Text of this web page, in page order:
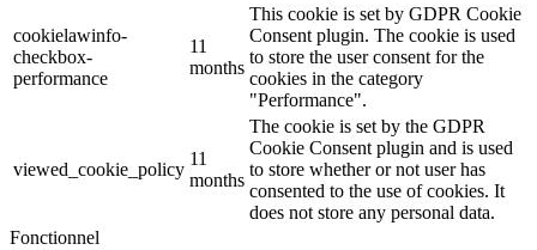
cookielawinfo-
checkbox-
performance
11
months
This cookie is set by GDPR Cookie
Consent plugin. The cookie is used
to store the user consent for the
cookies in the category
"Performance".
viewed_cookie_policy
11
months
The cookie is set by the GDPR
Cookie Consent plugin and is used
to store whether or not user has
consented to the use of cookies. It
does not store any personal data.
Fonctionnel